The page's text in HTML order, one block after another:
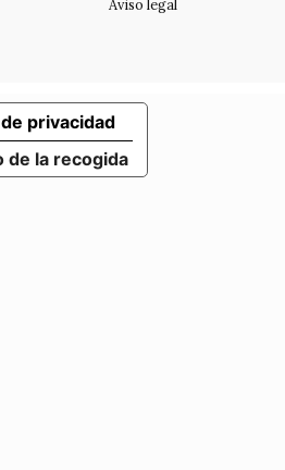
Aviso legal
de la recogida
privacidad